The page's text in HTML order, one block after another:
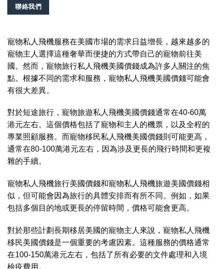
聯絡我們
寵物私人飛機服務在美國市場的需求日益增長，越來越多的
寵物主人選擇這種奢華而便捷的方式帶自己的寵物前往美
國。然而，寵物旅行私人飛機美國價錢成為許多人關注的焦
點。根據不同的需求和服務，寵物私人飛機美國價錢可能會
有很大差異。
對於短途旅行，寵物旅遊私人飛機美國價錢通常在40-60萬
港元左右。這個價格包括了寵物和主人的機票，以及全程的
專業照顧服務。而寵物移民私人飛機美國價錢則可能更高，
通常在80-100萬港元左右，因為涉及更長的飛行時間和更複
雜的手續。
寵物私人飛機旅行美國價錢和寵物私人飛機旅遊美國價錢相
似，但可能會因為旅行的具體安排而有所不同。例如，如果
包括多個目的地或更長的停留時間，價格可能會更高。
對於那些計劃長期移居美國的寵物主人來說，寵物私人飛機
移民美國價錢是一個重要的考慮因素。這種服務的價格通常
在100-150萬港元左右，包括了所有必要的文件處理和入境
檢疫費用。